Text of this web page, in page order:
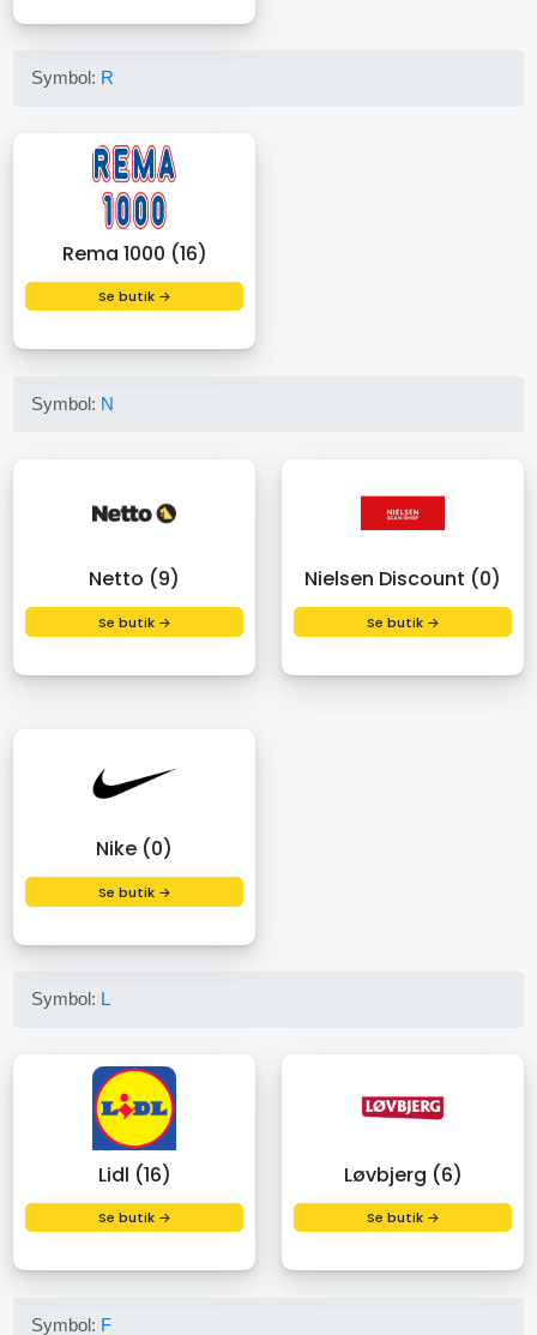
Symbol: R
Rema 1000 (16)
Se butik →
Symbol: N
Netto (9)
Se butik →
Nielsen Discount (0)
Se butik →
Nike (0)
Se butik →
Symbol: L
Lidl (16)
Se butik →
Løvbjerg (6)
Se butik →
Symbol: F